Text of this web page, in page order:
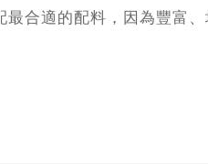
合適的配料，因為豐富